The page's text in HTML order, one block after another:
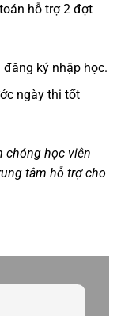
hỗ trợ 2 đợt
ký nhập học.
ngày thi tốt
chóng học viên
tâm hỗ trợ cho